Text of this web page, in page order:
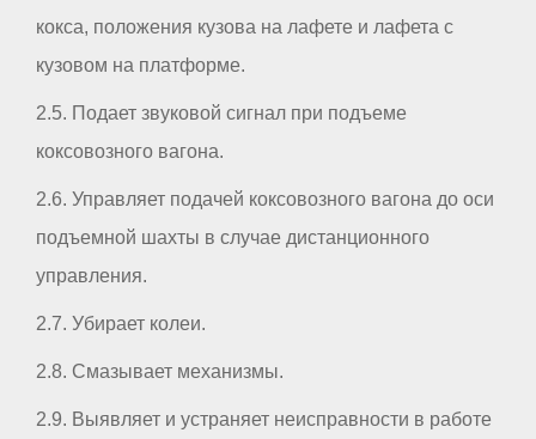
кокса, положения кузова на лафете и лафета с
кузовом на платформе.
2.5. Подает звуковой сигнал при подъеме
коксовозного вагона.
2.6. Управляет подачей коксовозного вагона до оси
подъемной шахты в случае дистанционного
управления.
2.7. Убирает колеи.
2.8. Смазывает механизмы.
2.9. Выявляет и устраняет неисправности в работе